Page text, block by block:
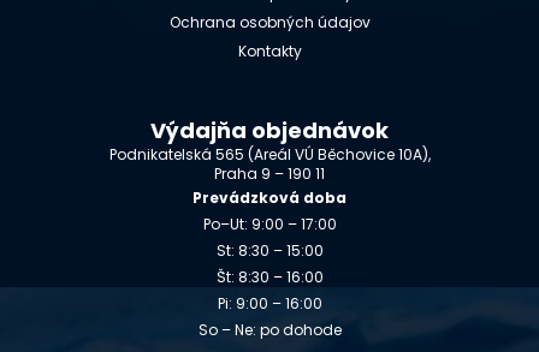
Ochrana osobných údajov
Kontakty
Výdajňa objednávok
Podnikatelská 565 (Areál VÚ Běchovice 10A),
Praha 9 – 190 11
Prevádzková doba
Po–Ut: 9:00 – 17:00
St: 8:30 – 15:00
Št: 8:30 – 16:00
Pi: 9:00 – 16:00
So – Ne: po dohode